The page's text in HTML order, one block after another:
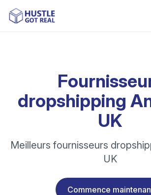
dropshipping
UK
Meilleurs fournisseurs
UK
Commence